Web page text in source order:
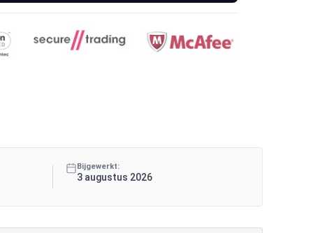
Bijgewerkt:
3 augustus 2026